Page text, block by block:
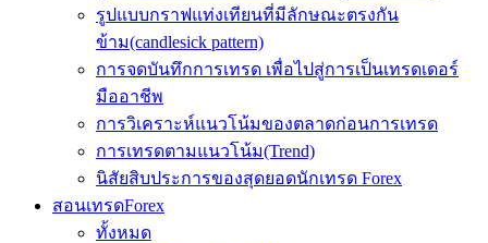
รูปแบบกราฟแท่งเทียนที่มีลักษณะตรงกัน
ข้าม(candlesick pattern)
การจดบันทึกการเทรด เพื่อไปสู่การเป็นเทรดเดอร์
มืออาชีพ
การวิเคราะห์แนวโน้มของตลาดก่อนการเทรด
การเทรดตามแนวโน้ม(Trend)
นิสัยสิบประการของสุดยอดนักเทรด Forex
สอนเทรดForex
ทั้งหมด